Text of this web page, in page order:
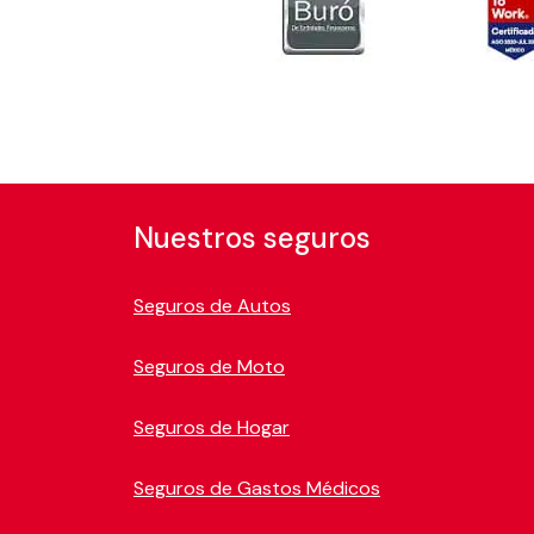
Nuestros seguros
Seguros de Autos
Seguros de Moto
Seguros de Hogar
Seguros de Gastos Médicos